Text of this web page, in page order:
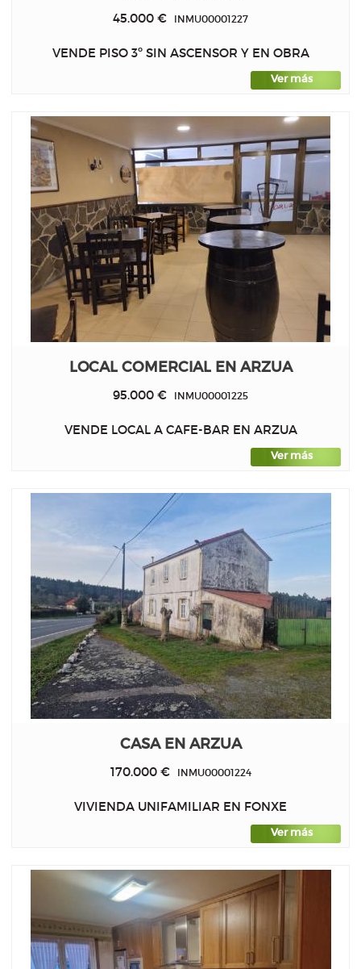
45.000 € INMU00001227
VENDE PISO 3º SIN ASCENSOR Y EN OBRA
Ver más
LOCAL COMERCIAL EN ARZUA
95.000 € INMU00001225
VENDE LOCAL A CAFE-BAR EN ARZUA
Ver más
CASA EN ARZUA
170.000 €INMU00001224
VIVIENDA UNIFAMILIAR EN FONXE
Ver más